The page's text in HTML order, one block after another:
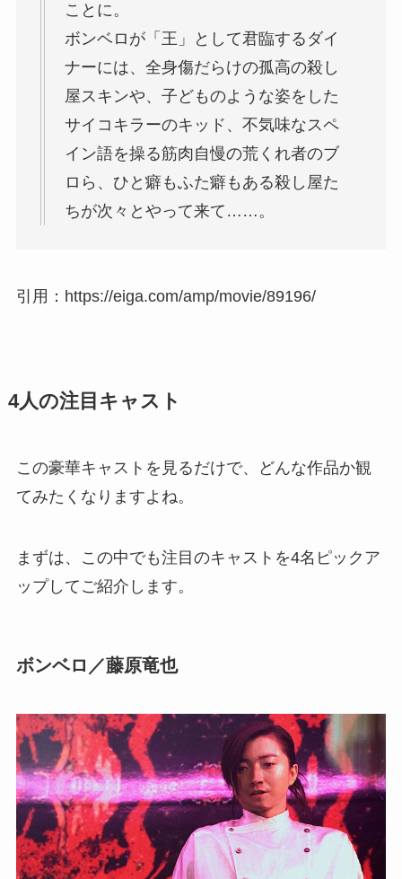
ことに。
ボンベロが「王」として君臨するダイ
ナーには、全身傷だらけの孤高の殺し
屋スキンや、子どものような姿をした
サイコキラーのキッド、不気味なスペ
イン語を操る筋肉自慢の荒くれ者のブ
ロら、ひと癖もふた癖もある殺し屋た
ちが次々とやって来て……。
引用：https://eiga.com/amp/movie/89196/
4人の注目キャスト
この豪華キャストを見るだけで、どんな作品か観
てみたくなりますよね。
まずは、この中でも注目のキャストを4名ピックア
ップしてご紹介します。
ボンベロ／藤原竜也